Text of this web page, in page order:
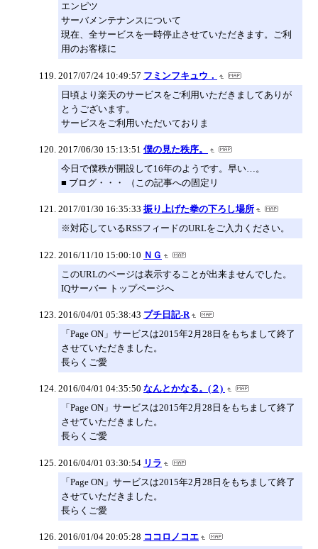
エンピツ
サーバメンテナンスについて
現在、全サービスを一時停止させていただきます。ご利
用のお客様に
2017/07/24 10:49:57 フミンフキュウ．
日頃より楽天のサービスをご利用いただきましてありが
とうございます。
サービスをご利用いただいておりま
2017/06/30 15:13:51 僕の見た秩序。
今日で僕秩が開設して16年のようです。早い…。
■ ブログ・・・ （この記事への固定リ
2017/01/30 16:35:33 振り上げた拳の下ろし場所
※対応しているRSSフィードのURLをご入力ください。
2016/11/10 15:00:10 ＮＧ
このURLのページは表示することが出来ませんでした。
IQサーバー トップページへ
2016/04/01 05:38:43 プチ日記-R
「Page ON」サービスは2015年2月28日をもちまして終了
させていただきました。
長らくご愛
2016/04/01 04:35:50 なんとかなる。(２)
「Page ON」サービスは2015年2月28日をもちまして終了
させていただきました。
長らくご愛
2016/04/01 03:30:54 リラ
「Page ON」サービスは2015年2月28日をもちまして終了
させていただきました。
長らくご愛
2016/01/04 20:05:28 ココロノコエ